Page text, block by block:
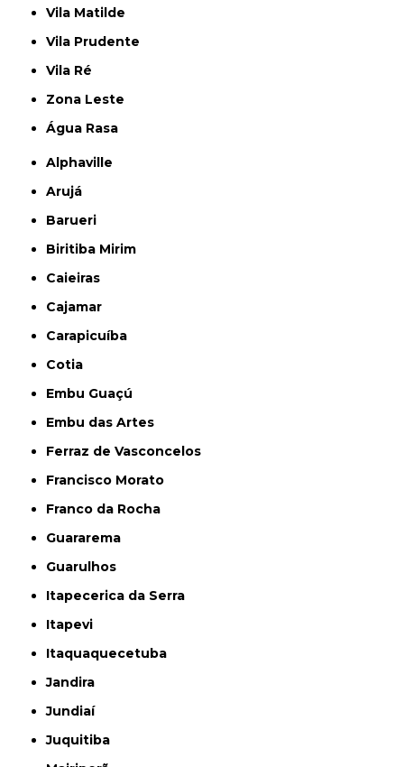
Vila Matilde
Vila Prudente
Vila Ré
Zona Leste
Água Rasa
Alphaville
Arujá
Barueri
Biritiba Mirim
Caieiras
Cajamar
Carapicuíba
Cotia
Embu Guaçú
Embu das Artes
Ferraz de Vasconcelos
Francisco Morato
Franco da Rocha
Guararema
Guarulhos
Itapecerica da Serra
Itapevi
Itaquaquecetuba
Jandira
Jundiaí
Juquitiba